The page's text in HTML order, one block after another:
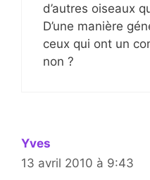
d’autres oiseaux
D’une manière
ceux qui ont un
non ?
Yves
13 avril 2010 à 9:43